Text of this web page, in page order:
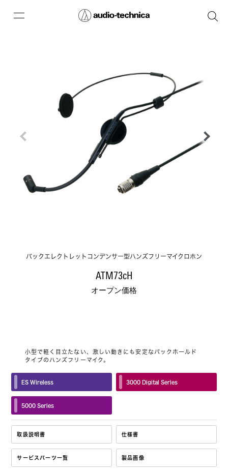
バックエレクトレットコンデンサー型ハンズフリーマイクロホン
ATM73cH
オープン価格
小型で軽く目立たない、激しい動きにも安定なバックホールド
タイプのハンズフリーマイク。
ES Wireless 3000 Digital Series
5000 Series
取扱説明書 仕様書
サービスパーツ一覧 製品画像